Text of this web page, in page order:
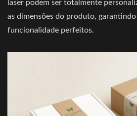
laser podem ser totalmente
as dimensões do produto, garantindo
funcionalidade perfeitos.